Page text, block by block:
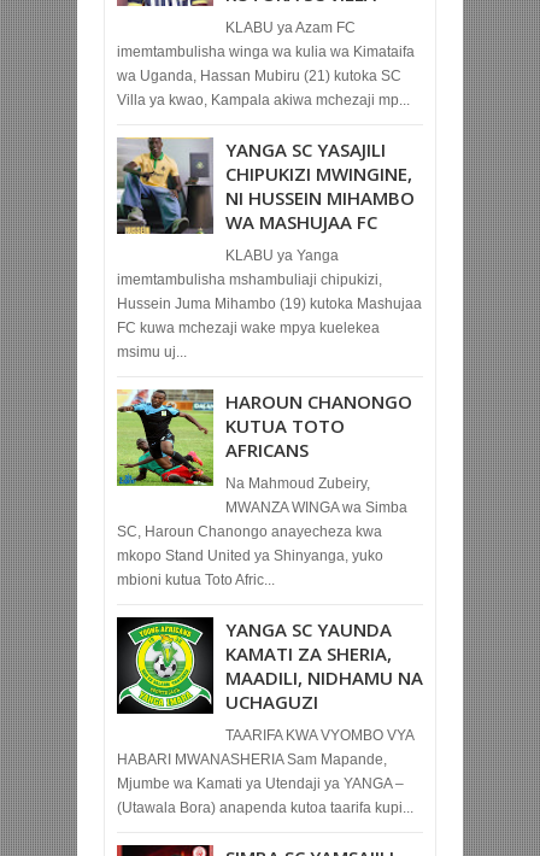
KLABU ya Azam FC
imemtambulisha winga wa kulia wa Kimataifa
wa Uganda, Hassan Mubiru (21) kutoka SC
Villa ya kwao, Kampala akiwa mchezaji mp...
YANGA SC YASAJILI
CHIPUKIZI MWINGINE,
NI HUSSEIN MIHAMBO
WA MASHUJAA FC
KLABU ya Yanga
imemtambulisha mshambuliaji chipukizi,
Hussein Juma Mihambo (19) kutoka Mashujaa
FC kuwa mchezaji wake mpya kuelekea
msimu uj...
HAROUN CHANONGO
KUTUA TOTO
AFRICANS
Na Mahmoud Zubeiry,
MWANZA WINGA wa Simba
SC, Haroun Chanongo anayecheza kwa
mkopo Stand United ya Shinyanga, yuko
mbioni kutua Toto Afric...
YANGA SC YAUNDA
KAMATI ZA SHERIA,
MAADILI, NIDHAMU NA
UCHAGUZI
TAARIFA KWA VYOMBO VYA
HABARI MWANASHERIA Sam Mapande,
Mjumbe wa Kamati ya Utendaji ya YANGA –
(Utawala Bora) anapenda kutoa taarifa kupi...